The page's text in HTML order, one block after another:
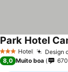
3 EstrelasHotel Design
Park Hotel
8,0 Muito boa 670